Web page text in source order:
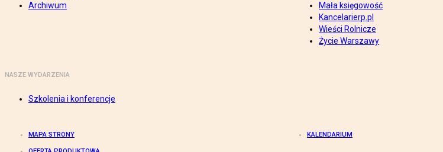
Archiwum
Mała księgowość
Kancelarierp.pl
Wieści Rolnicze
Życie Warszawy
NASZE WYDARZENIA
Szkolenia i konferencje
MAPA STRONY KALENDARIUM